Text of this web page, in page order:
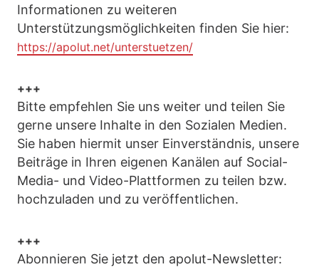
Informationen zu weiteren
Unterstützungsmöglichkeiten finden Sie hier:
https://apolut.net/unterstuetzen/
+++
Bitte empfehlen Sie uns weiter und teilen Sie
gerne unsere Inhalte in den Sozialen Medien.
Sie haben hiermit unser Einverständnis, unsere
Beiträge in Ihren eigenen Kanälen auf Social-
Media- und Video-Plattformen zu teilen bzw.
hochzuladen und zu veröffentlichen.
+++
Abonnieren Sie jetzt den apolut-Newsletter: